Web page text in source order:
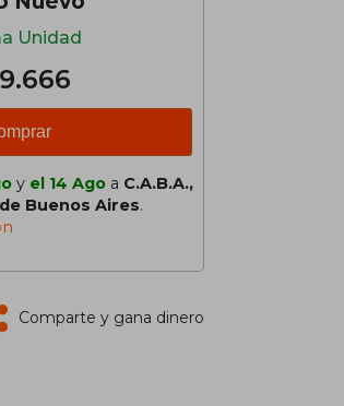
Unidad
y el 14 Ago a C.A.B.A.,
Buenos Aires.
Comparte y gana dinero